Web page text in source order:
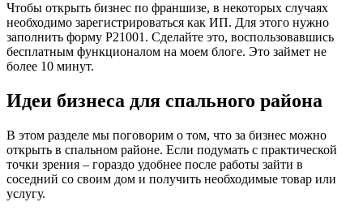
Чтобы открыть бизнес по франшизе, в некоторых случаях
необходимо зарегистрироваться как ИП. Для этого нужно
заполнить форму Р21001. Сделайте это, воспользовавшись
бесплатным функционалом на моем блоге. Это займет не
более 10 минут.
Идеи бизнеса для спального района
В этом разделе мы поговорим о том, что за бизнес можно
открыть в спальном районе. Если подумать с практической
точки зрения – гораздо удобнее после работы зайти в
соседний со своим дом и получить необходимые товар или
услугу.